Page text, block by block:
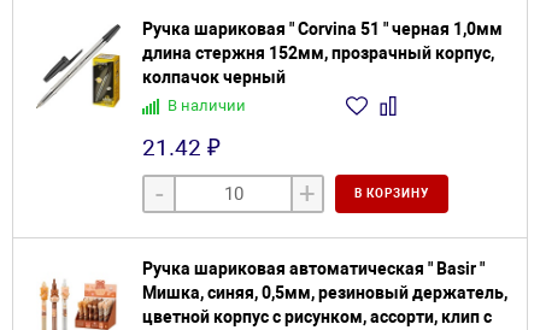
Ручка шариковая " Corvina 51 " черная 1,0мм
длина стержня 152мм, прозрачный корпус,
колпачок черный
В наличии
21.42 ₽
- + В КОРЗИНУ
Ручка шариковая автоматическая " Basir "
Мишка, синяя, 0,5мм, резиновый держатель,
цветной корпус с рисунком, ассорти, клип с